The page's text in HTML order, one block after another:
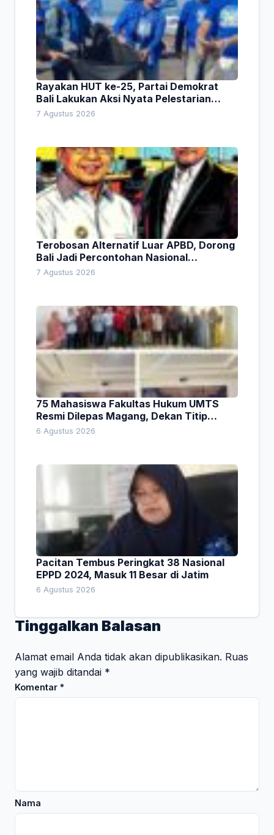
Rayakan HUT ke-25, Partai Demokrat
Bali Lakukan Aksi Nyata Pelestarian
Lingkungan
7 Agustus 2026
Terobosan Alternatif Luar APBD, Dorong
Bali Jadi Percontohan Nasional
Pembiayaan Daerah
7 Agustus 2026
75 Mahasiswa Fakultas Hukum UMTS
Resmi Dilepas Magang, Dekan Titip
Empat Pesan Penting
6 Agustus 2026
Pacitan Tembus Peringkat 38 Nasional
EPPD 2024, Masuk 11 Besar di Jatim
6 Agustus 2026
Tinggalkan Balasan
Alamat email Anda tidak akan dipublikasikan. Ruas
yang wajib ditandai *
Komentar *
Nama